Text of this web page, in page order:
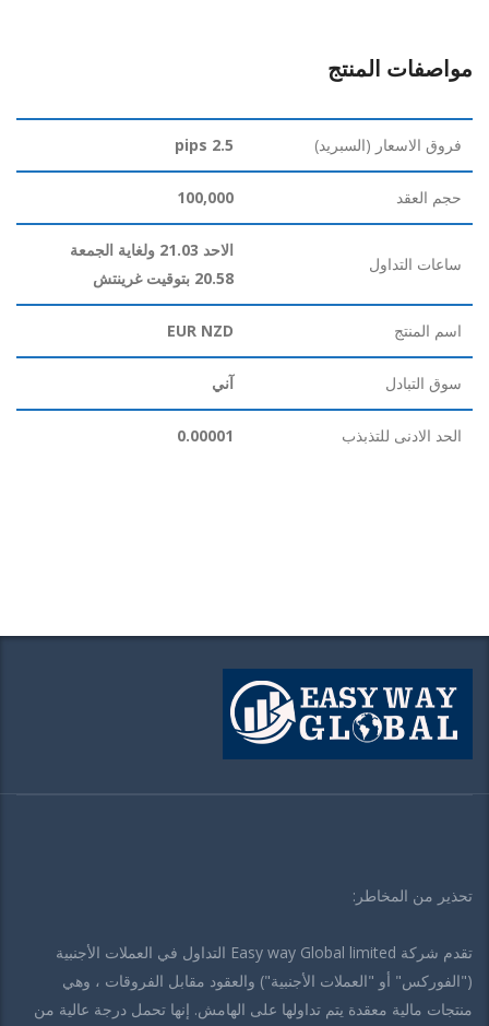
مواصفات المنتج
فروق الاسعار (السبريد) 2.5 pips
حجم العقد 100,000
ساعات التداول
الاحد 21.03 ولغاية الجمعة
20.58 بتوقيت غرينتش
اسم المنتج EUR NZD
سوق التبادل آني
الحد الادنى للتذبذب 0.00001
تحذير من المخاطر:
تقدم شركة Easy way Global limited التداول في العملات الأجنبية
("الفوركس" أو "العملات الأجنبية") والعقود مقابل الفروقات ، وهي
منتجات مالية معقدة يتم تداولها على الهامش. إنها تحمل درجة عالية من